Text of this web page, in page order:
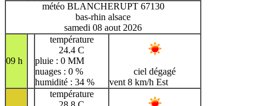
météo BLANCHERUPT 67130
bas-rhin alsace
samedi 08 aout 2026
09 h
température
24.4 C
pluie : 0 MM
nuages : 0 %
humidité : 34 %
ciel dégagé
vent 8 km/h Est
température